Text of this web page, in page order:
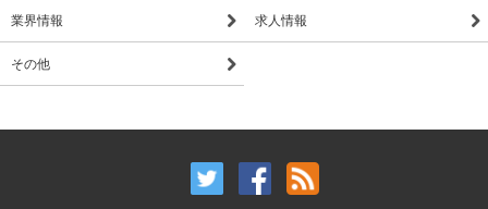
業界情報 求人情報
その他